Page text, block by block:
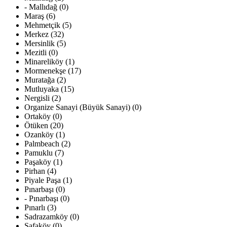
- Mallıdağ (0)
Maraş (6)
Mehmetçik (5)
Merkez (32)
Mersinlik (5)
Mezitli (0)
Minareliköy (1)
Mormenekşe (17)
Muratağa (2)
Mutluyaka (15)
Nergisli (2)
Organize Sanayi (Büyük Sanayi) (0)
Ortaköy (0)
Ötüken (20)
Ozanköy (1)
Palmbeach (2)
Pamuklu (7)
Paşaköy (1)
Pirhan (4)
Piyale Paşa (1)
Pınarbaşı (0)
- Pınarbaşı (0)
Pınarlı (3)
Sadrazamköy (0)